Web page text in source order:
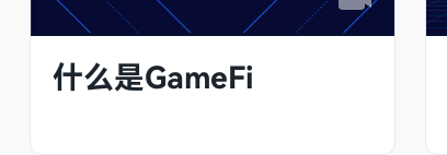
什么是GameFi